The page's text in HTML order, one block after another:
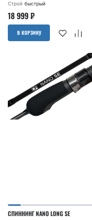
Строй быстрый
18 999₽
В КОРЗИНУ
СПИННИНГ NANO LONG SE